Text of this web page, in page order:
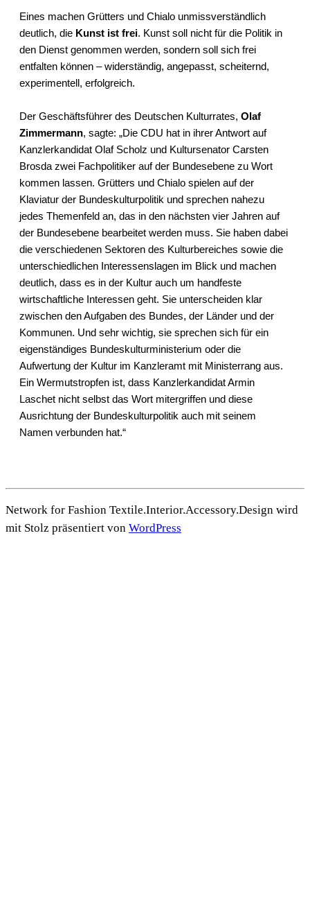
Eines machen Grütters und Chialo unmissverständlich
deutlich, die Kunst ist frei. Kunst soll nicht für die Politik in
den Dienst genommen werden, sondern soll sich frei
entfalten können – widerständig, angepasst, scheiternd,
experimentell, erfolgreich.
Der Geschäftsführer des Deutschen Kulturrates, Olaf
Zimmermann, sagte: „Die CDU hat in ihrer Antwort auf
Kanzlerkandidat Olaf Scholz und Kultursenator Carsten
Brosda zwei Fachpolitiker auf der Bundesebene zu Wort
kommen lassen. Grütters und Chialo spielen auf der
Klaviatur der Bundeskulturpolitik und sprechen nahezu
jedes Themenfeld an, das in den nächsten vier Jahren auf
der Bundesebene bearbeitet werden muss. Sie haben dabei
die verschiedenen Sektoren des Kulturbereiches sowie die
unterschiedlichen Interessenslagen im Blick und machen
deutlich, dass es in der Kultur auch um handfeste
wirtschaftliche Interessen geht. Sie unterscheiden klar
zwischen den Aufgaben des Bundes, der Länder und der
Kommunen. Und sehr wichtig, sie sprechen sich für ein
eigenständiges Bundeskulturministerium oder die
Aufwertung der Kultur im Kanzleramt mit Ministerrang aus.
Ein Wermutstropfen ist, dass Kanzlerkandidat Armin
Laschet nicht selbst das Wort mitergriffen und diese
Ausrichtung der Bundeskulturpolitik auch mit seinem
Namen verbunden hat.“
Network for Fashion Textile.Interior.Accessory.Design wird
mit Stolz präsentiert von WordPress